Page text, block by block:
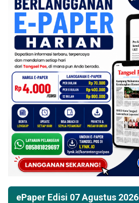
ePaper Edisi 07 Agustus 2026